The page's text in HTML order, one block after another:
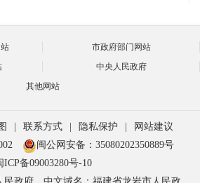
市政府部门网站
中央人民政府
其他网站
联系方式 隐私保护
网站建议
闽公网安备：35080202350889号
ICP备09003280号-10